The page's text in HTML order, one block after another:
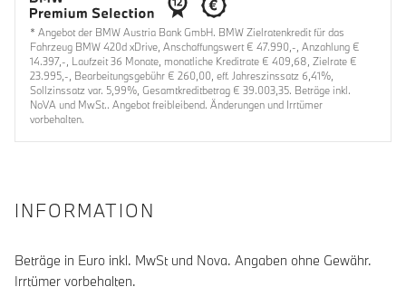
* Angebot der BMW Austria Bank GmbH. BMW Zielratenkredit für das
Fahrzeug BMW 420d xDrive, Anschaffungswert € 47.990,-, Anzahlung €
14.397,-, Laufzeit 36 Monate, monatliche Kreditrate € 409,68, Zielrate €
23.995,-, Bearbeitungsgebühr € 260,00, eff. Jahreszinssatz 6,41%,
Sollzinssatz var. 5,99%, Gesamtkreditbetrag € 39.003,35. Beträge inkl.
NoVA und MwSt.. Angebot freibleibend. Änderungen und Irrtümer
vorbehalten.
INFORMATION
Beträge in Euro inkl. MwSt und Nova. Angaben ohne Gewähr.
Irrtümer vorbehalten.